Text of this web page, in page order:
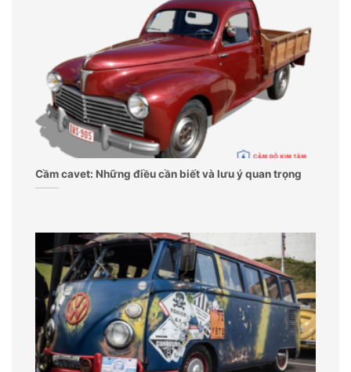
Cầm cavet: Những điều cần biết và lưu ý quan trọng